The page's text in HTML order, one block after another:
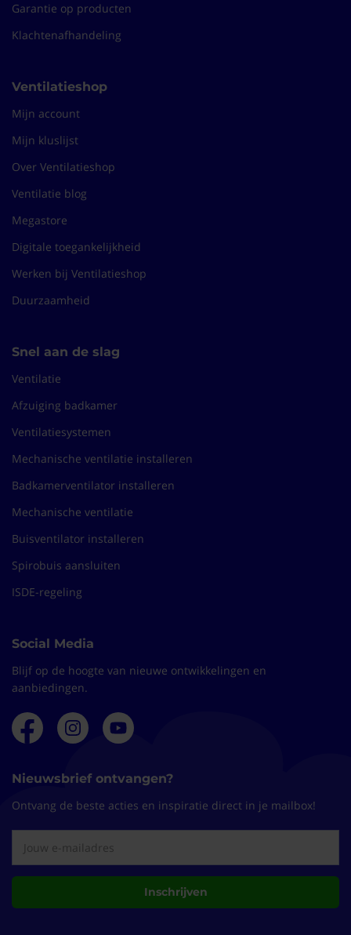
Deze ventilator is geschikt voor inbouw in plafond en in
de muur.
Hans Zelf
10-10-2022
Garantie op producten
Klachtenafhandeling
Ventilatieshop
Mijn account
Mijn kluslijst
Over Ventilatieshop
Ventilatie blog
Megastore
Digitale toegankelijkheid
Werken bij Ventilatieshop
Duurzaamheid
Snel aan de slag
Ventilatie
Afzuiging badkamer
Ventilatiesystemen
Mechanische ventilatie installeren
Badkamerventilator installeren
Mechanische ventilatie
Buisventilator installeren
Spirobuis aansluiten
ISDE-regeling
Social Media
Blijf op de hoogte van nieuwe ontwikkelingen en
aanbiedingen.
Nieuwsbrief ontvangen?
Ontvang de beste acties en inspiratie direct in je mailbox!
Inschrijven